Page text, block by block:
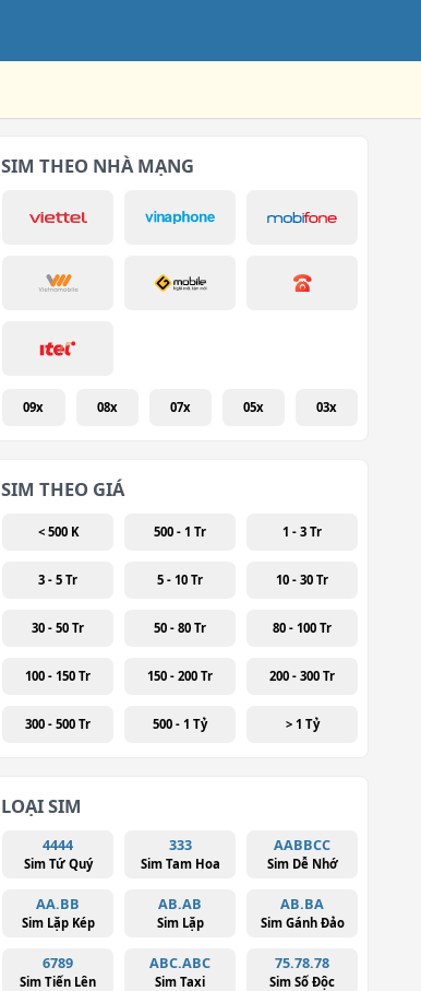
SIM THEO NHÀ MẠNG
09x 08x 07x 05x 03x
SIM THEO GIÁ
< 500 K 500 - 1 Tr 1 - 3 Tr
3 - 5 Tr 5 - 10 Tr 10 - 30 Tr
30 - 50 Tr 50 - 80 Tr 80 - 100 Tr
100 - 150 Tr 150 - 200 Tr 200 - 300 Tr
300 - 500 Tr 500 - 1 Tỷ > 1 Tỷ
LOẠI SIM
4444
Sim Tứ Quý
333
Sim Tam Hoa
AABBCC
Sim Dễ Nhớ
AA.BB
Sim Lặp Kép
AB.AB
Sim Lặp
AB.BA
Sim Gánh Đảo
6789
Sim Tiến Lên
ABC.ABC
Sim Taxi
75.78.78
Sim Số Độc